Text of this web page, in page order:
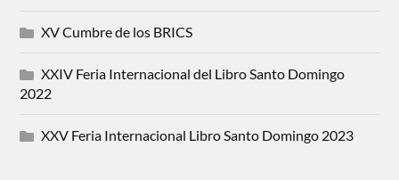
XV Cumbre de los BRICS
XXIV Feria Internacional del Libro Santo Domingo
2022
XXV Feria Internacional Libro Santo Domingo 2023